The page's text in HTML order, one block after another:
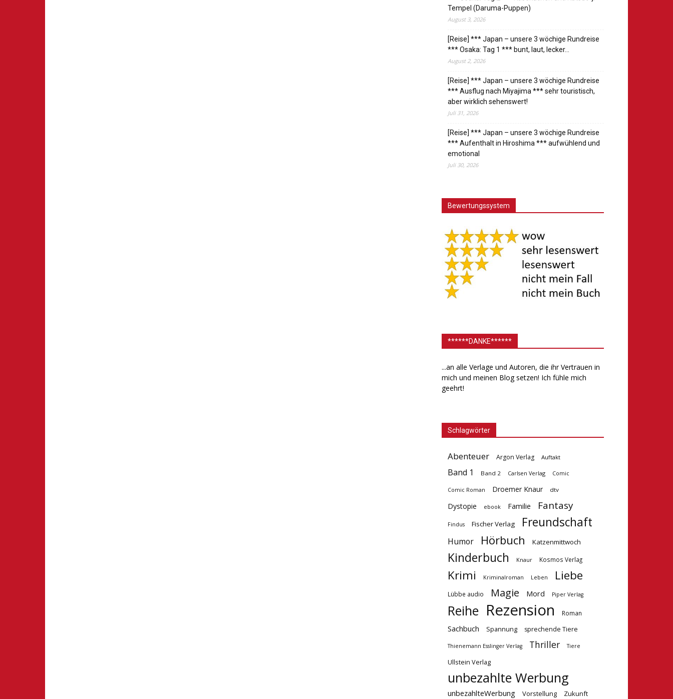
Tempel (Daruma-Puppen)
August 3, 2026
[Reise] *** Japan – unsere 3 wöchige Rundreise
*** Osaka: Tag 1 *** bunt, laut, lecker…
August 2, 2026
[Reise] *** Japan – unsere 3 wöchige Rundreise
*** Ausflug nach Miyajima *** sehr touristisch,
aber wirklich sehenswert!
Juli 31, 2026
[Reise] *** Japan – unsere 3 wöchige Rundreise
*** Aufenthalt in Hiroshima *** aufwühlend und
emotional
Juli 30, 2026
Bewertungssystem
******DANKE******
...an alle Verlage und Autoren, die ihr Vertrauen in
mich und meinen Blog setzen! Ich fühle mich
geehrt!
Schlagwörter
Abenteuer Argon Verlag Auftakt
Band 1 Band 2 Carlsen Verlag Comic
Comic Roman Droemer Knaur dtv
Dystopie ebook Familie Fantasy
Findus Fischer Verlag Freundschaft
Humor Hörbuch Katzenmittwoch
Kinderbuch Knaur Kosmos Verlag
Krimi Kriminalroman Leben Liebe
Lübbe audio Magie Mord Piper Verlag
Reihe Rezension Roman
Sachbuch Spannung sprechende Tiere
Thienemann Esslinger Verlag Thriller Tiere
Ullstein Verlag
unbezahlte Werbung
unbezahlteWerbung Vorstellung Zukunft